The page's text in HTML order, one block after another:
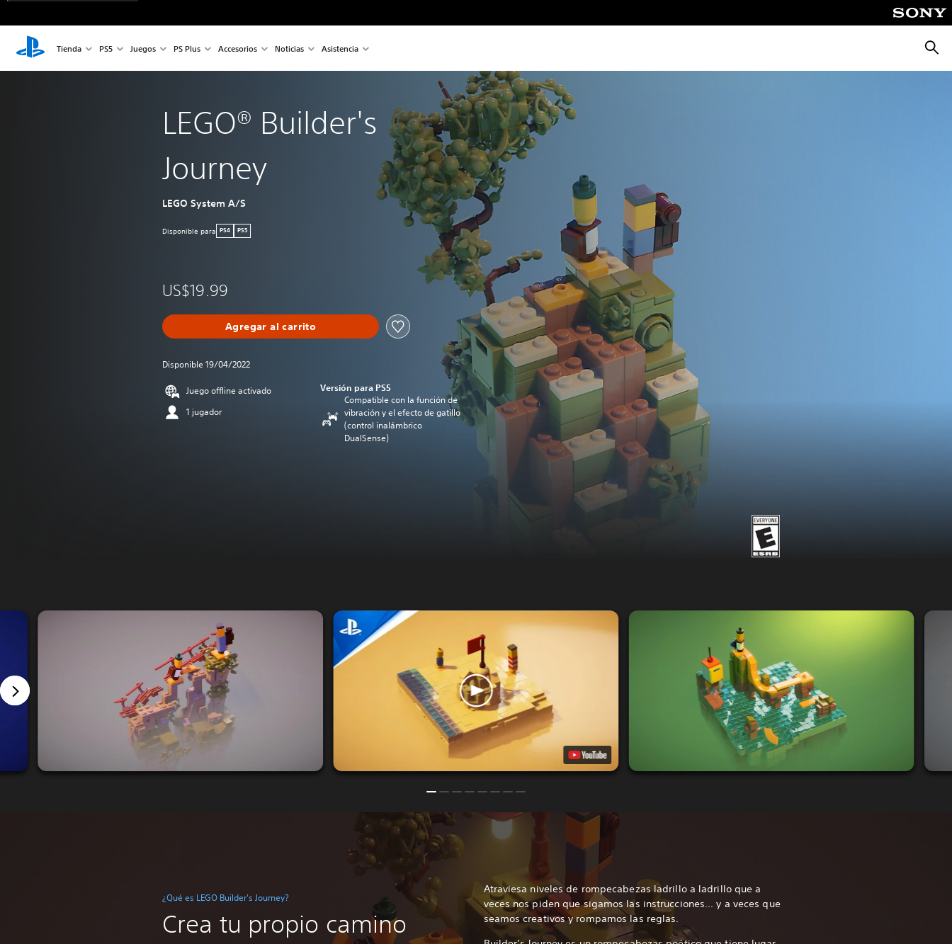
Tienda PS5 Juegos PS Plus Accesorios Noticias Asistencia
LEGO® Builder's
Journey
LEGO System A/S
Disponible para PS4 PS5
US$19.99
Agregar al carrito
Disponible 19/04/2022
Juego offline activado
1 jugador
Versión para PS5
Compatible con la función de
vibración y el efecto de gatillo
(control inalámbrico
DualSense)
¿Qué es LEGO Builder's Journey?
Crea tu propio camino
Atraviesa niveles de rompecabezas ladrillo a ladrillo que a
veces nos piden que sigamos las instrucciones... y a veces que
seamos creativos y rompamos las reglas.